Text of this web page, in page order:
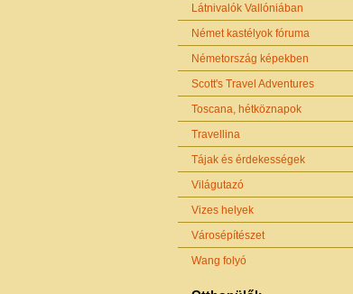
Látnivalók Vallóniában
Német kastélyok fóruma
Németország képekben
Scott's Travel Adventures
Toscana, hétköznapok
Travellina
Tájak és érdekességek
Világutazó
Vizes helyek
Városépítészet
Wang folyó